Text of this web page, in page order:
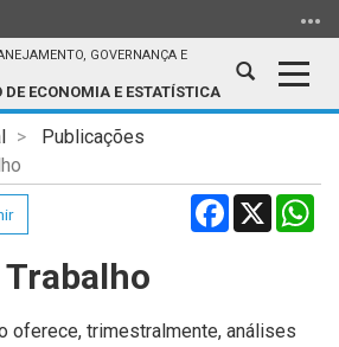
GOVERNANÇA E
DE ECONOMIA E ESTATÍSTICA
Abrir
Publicações
Facebook
X
oferece, trimestralmente, análises